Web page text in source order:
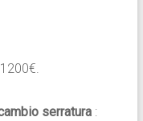
serratura :